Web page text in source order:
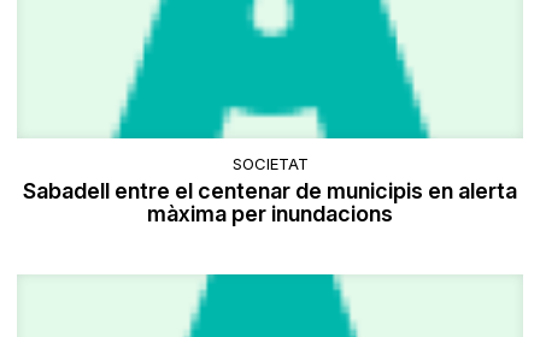
SOCIETAT
Sabadell entre el centenar de municipis en alerta
màxima per inundacions